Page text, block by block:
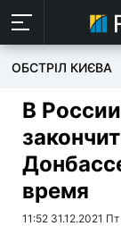
ОБСТРІЛ КИЄВА
В
время
11:52 31.12.2021 Пт